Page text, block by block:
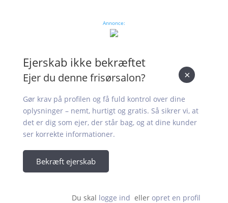
Annonce:
Ejerskab ikke bekræftet
Ejer du denne frisørsalon?
Gør krav på profilen og få fuld kontrol over dine
oplysninger – nemt, hurtigt og gratis. Så sikrer vi, at
det er dig som ejer, der står bag, og at dine kunder
ser korrekte informationer.
Bekræft ejerskab
Du skal logge ind eller opret en profil
×